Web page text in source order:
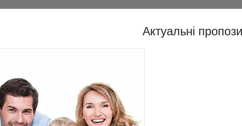
Актуальні